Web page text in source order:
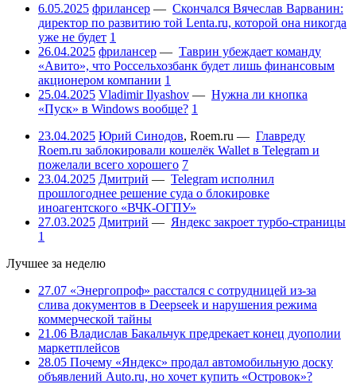
6.05.2025 фрилансер — Скончался Вячеслав Варванин:
директор по развитию той Lenta.ru, которой она никогда
уже не будет 1
26.04.2025 фрилансер — Таврин убеждает команду
«Авито», что Россельхозбанк будет лишь финансовым
акционером компании 1
25.04.2025 Vladimir Ilyashov — Нужна ли кнопка
«Пуск» в Windows вообще? 1
23.04.2025 Юрий Синодов, Roem.ru — Главреду
Roem.ru заблокировали кошелёк Wallet в Telegram и
пожелали всего хорошего 7
23.04.2025 Дмитрий — Telegram исполнил
прошлогоднее решение суда о блокировке
иноагентского «ВЧК-ОГПУ»
27.03.2025 Дмитрий — Яндекс закроет турбо-страницы
1
Лучшее за неделю
27.07 «Энергопроф» расстался с сотрудницей из-за
слива документов в Deepseek и нарушения режима
коммерческой тайны
21.06 Владислав Бакальчук предрекает конец дуополии
маркетплейсов
28.05 Почему «Яндекс» продал автомобильную доску
объявлений Auto.ru, но хочет купить «Островок»?